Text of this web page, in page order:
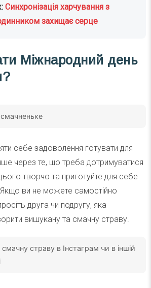
Синхронізація харчування з
захищає серце
Міжнародний день
себе задоволення готувати для
через те, що треба дотримуватися
цього творчо та приготуйте для себе
ви не можете самостійно
друга чи подругу, яка
вишукану та смачну страву.
страву в Інстаграм чи в іншій